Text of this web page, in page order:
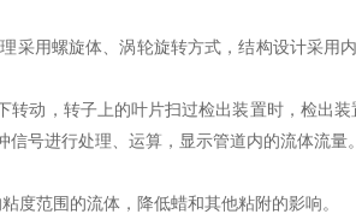
采用螺旋体、涡轮旋转方式，结构设计采用
转动，转子上的叶片扫过检出装置时，检出
信号进行处理、运算，显示管道内的流体流量
度范围的流体，降低蜡和其他粘附的影响。